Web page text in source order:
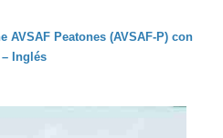
AVSAF Peatones (AVSAF-P) con
Inglés